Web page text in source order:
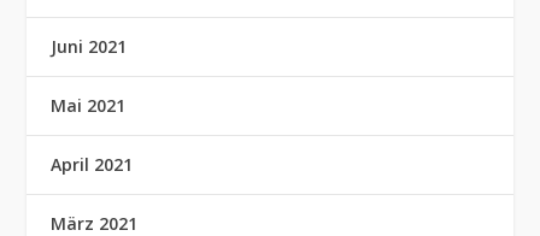
Juni 2021
Mai 2021
April 2021
März 2021